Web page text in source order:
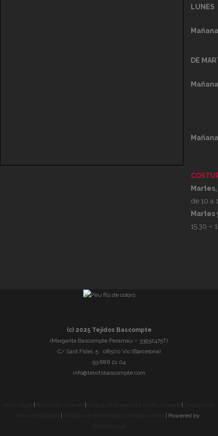
LUNES
DE
de 10 a
Martes
15.30 –
(c) 2025 Tejidos Bascompte
(Margarita Bascompte Perarnau – 33932475T)
C/ Sant Fidel, 5 · 08500 Vic (Barcelona)
93 886 21 04
info@teixitsbascompte.com
| | |
|
| Powered by: